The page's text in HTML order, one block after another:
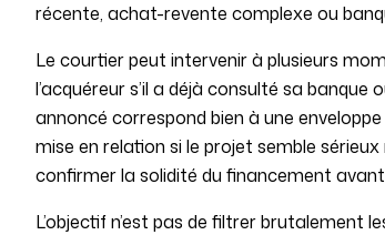
récente, achat-revente complexe ou
Le courtier peut intervenir à plusieurs
l’acquéreur s’il a déjà consulté sa
annoncé correspond bien à une
mise en relation si le projet semble
confirmer la solidité du financement avant
L’objectif n’est pas de filtrer brutalement